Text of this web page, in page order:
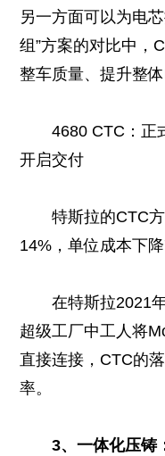
另一方面可以为电
组”方案的对比中，
整车质量、提升整体
4680 CTC：正
开启交付
特斯拉的CTC
14%，单位成本下
在特斯拉2021
超级工厂中工人将
直接连接，CTC的
率。
3、一体化压铸